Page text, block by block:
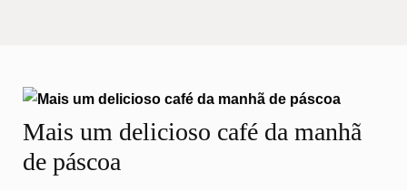
Mais um delicioso café da manhã
de páscoa